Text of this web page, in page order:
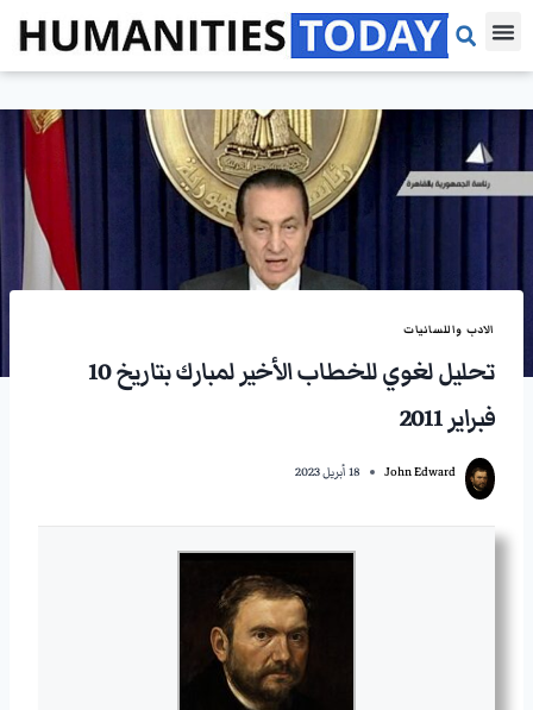
الادب واللسانيات
تحليل لغوي للخطاب الأخير لمبارك بتاريخ 10
فبراير 2011
John Edward 18 أبريل 2023